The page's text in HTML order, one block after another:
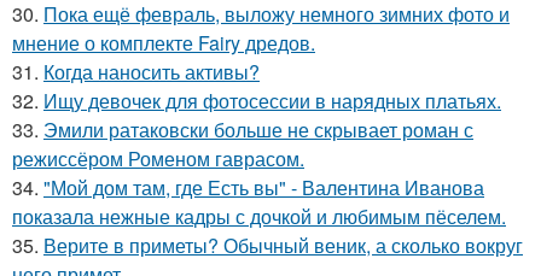
30. Пока ещё февраль, выложу немного зимних фото и
мнение о комплекте Fairy дредов.
31. Когда наносить активы?
32. Ищу девочек для фотосессии в нарядных платьях.
33. Эмили ратаковски больше не скрывает роман с
режиссёром Роменом гаврасом.
34. "Мой дом там, где Есть вы" - Валентина Иванова
показала нежные кадры с дочкой и любимым пёселем.
35. Верите в приметы? Обычный веник, а сколько вокруг